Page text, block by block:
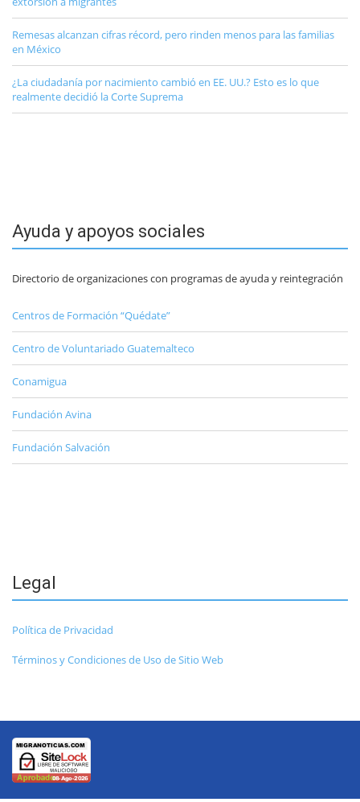
Remesas alcanzan cifras récord, pero rinden menos para las familias
en México
¿La ciudadanía por nacimiento cambió en EE. UU.? Esto es lo que
realmente decidió la Corte Suprema
Ayuda y apoyos sociales
Directorio de organizaciones con programas de ayuda y reintegración
Centros de Formación “Quédate”
Centro de Voluntariado Guatemalteco
Conamigua
Fundación Avina
Fundación Salvación
Legal
Política de Privacidad
Términos y Condiciones de Uso de Sitio Web